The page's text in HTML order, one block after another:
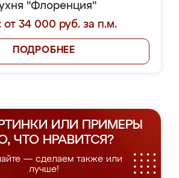
"Флоренция"
от 34 000 руб. за п.м.
ПОДРОБНЕЕ
ИЛИ ПРИМЕРЫ
ЧТО НРАВИТСЯ?
— сделаем также или
лучше!